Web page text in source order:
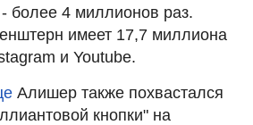
- более 4 миллионов раз.
имеет 17,7 миллиона
и Youtube.
Алишер также похвастался
кнопки" на